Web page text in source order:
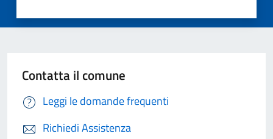
Contatta il comune
Leggi le domande frequenti
Richiedi Assistenza